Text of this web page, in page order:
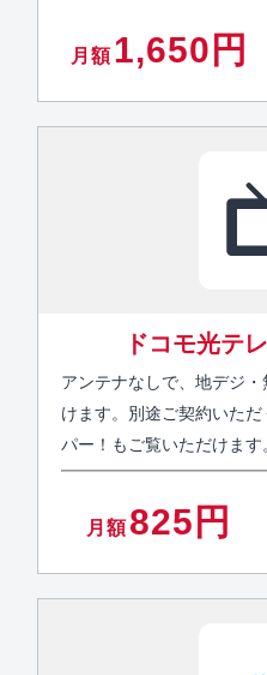
月額1,650円
ドコモ光テ
アンテナなしで、地デジ
けます。別途ご契約いた
パー！もご覧いただけます
月額825円